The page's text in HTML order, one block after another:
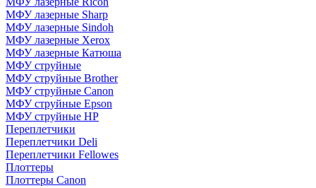
МФУ лазерные Sharp
МФУ лазерные Sindoh
МФУ лазерные Xerox
МФУ лазерные Катюша
МФУ струйные
МФУ струйные Brother
МФУ струйные Canon
МФУ струйные Epson
МФУ струйные HP
Переплетчики
Переплетчики Deli
Переплетчики Fellowes
Плоттеры
Плоттеры Canon